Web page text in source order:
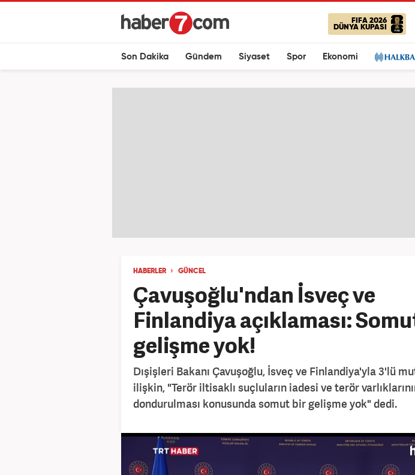
FIFA 2026
DÜNYA KUPASI
Son Dakika Gündem Siyaset Spor Ekonomi
HABERLER GÜNCEL
Çavuşoğlu'ndan İsveç ve
Finlandiya açıklaması:
gelişme yok!
Dışişleri Bakanı Çavuşoğlu, İsveç ve Finlandiya'yla 3'lü
ilişkin, "Terör iltisaklı suçluların iadesi ve terör
dondurulması konusunda somut bir gelişme yok" dedi.